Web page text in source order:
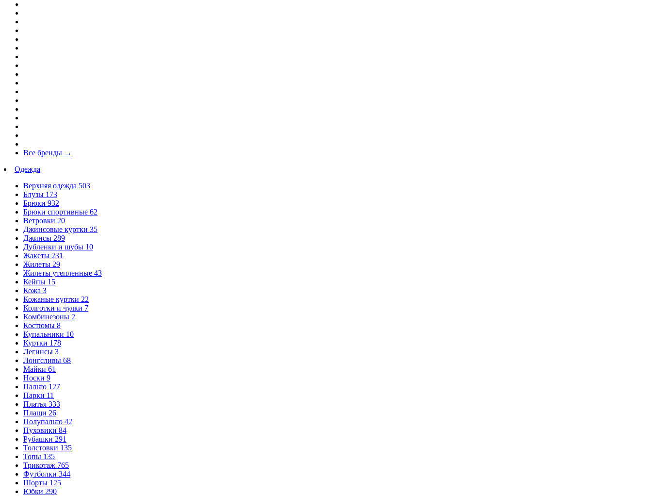
Все бренды →
Одежда
Верхняя одежда 503
Блузы 173
Брюки 932
Брюки спортивные 62
Ветровки 20
Джинсовые куртки 35
Джинсы 289
Дубленки и шубы 10
Жакеты 231
Жилеты 29
Жилеты утепленные 43
Кейпы 15
Кожа 3
Кожаные куртки 22
Колготки и чулки 7
Комбинезоны 2
Костюмы 8
Купальники 10
Куртки 178
Легинсы 3
Лонгсливы 68
Майки 61
Носки 9
Пальто 127
Парки 11
Платья 333
Плащи 26
Полупальто 42
Пуховики 84
Рубашки 291
Толстовки 135
Топы 135
Трикотаж 765
Футболки 344
Шорты 125
Юбки 290